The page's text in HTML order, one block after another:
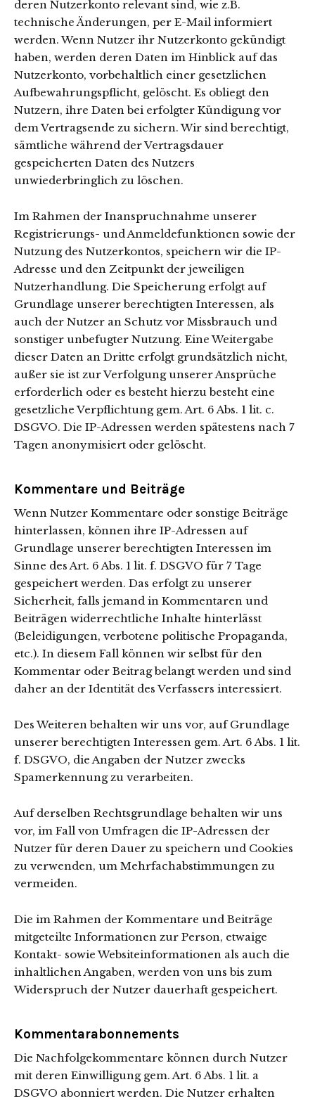
deren Nutzerkonto relevant sind, wie z.B.
technische Änderungen, per E-Mail informiert
werden. Wenn Nutzer ihr Nutzerkonto gekündigt
haben, werden deren Daten im Hinblick auf das
Nutzerkonto, vorbehaltlich einer gesetzlichen
Aufbewahrungspflicht, gelöscht. Es obliegt den
Nutzern, ihre Daten bei erfolgter Kündigung vor
dem Vertragsende zu sichern. Wir sind berechtigt,
sämtliche während der Vertragsdauer
gespeicherten Daten des Nutzers
unwiederbringlich zu löschen.
Im Rahmen der Inanspruchnahme unserer
Registrierungs- und Anmeldefunktionen sowie der
Nutzung des Nutzerkontos, speichern wir die IP-
Adresse und den Zeitpunkt der jeweiligen
Nutzerhandlung. Die Speicherung erfolgt auf
Grundlage unserer berechtigten Interessen, als
auch der Nutzer an Schutz vor Missbrauch und
sonstiger unbefugter Nutzung. Eine Weitergabe
dieser Daten an Dritte erfolgt grundsätzlich nicht,
außer sie ist zur Verfolgung unserer Ansprüche
erforderlich oder es besteht hierzu besteht eine
gesetzliche Verpflichtung gem. Art. 6 Abs. 1 lit. c.
DSGVO. Die IP-Adressen werden spätestens nach 7
Tagen anonymisiert oder gelöscht.
Kommentare und Beiträge
Wenn Nutzer Kommentare oder sonstige Beiträge
hinterlassen, können ihre IP-Adressen auf
Grundlage unserer berechtigten Interessen im
Sinne des Art. 6 Abs. 1 lit. f. DSGVO für 7 Tage
gespeichert werden. Das erfolgt zu unserer
Sicherheit, falls jemand in Kommentaren und
Beiträgen widerrechtliche Inhalte hinterlässt
(Beleidigungen, verbotene politische Propaganda,
etc.). In diesem Fall können wir selbst für den
Kommentar oder Beitrag belangt werden und sind
daher an der Identität des Verfassers interessiert.
Des Weiteren behalten wir uns vor, auf Grundlage
unserer berechtigten Interessen gem. Art. 6 Abs. 1 lit.
f. DSGVO, die Angaben der Nutzer zwecks
Spamerkennung zu verarbeiten.
Auf derselben Rechtsgrundlage behalten wir uns
vor, im Fall von Umfragen die IP-Adressen der
Nutzer für deren Dauer zu speichern und Cookies
zu verwenden, um Mehrfachabstimmungen zu
vermeiden.
Die im Rahmen der Kommentare und Beiträge
mitgeteilte Informationen zur Person, etwaige
Kontakt- sowie Websiteinformationen als auch die
inhaltlichen Angaben, werden von uns bis zum
Widerspruch der Nutzer dauerhaft gespeichert.
Kommentarabonnements
Die Nachfolgekommentare können durch Nutzer
mit deren Einwilligung gem. Art. 6 Abs. 1 lit. a
DSGVO abonniert werden. Die Nutzer erhalten